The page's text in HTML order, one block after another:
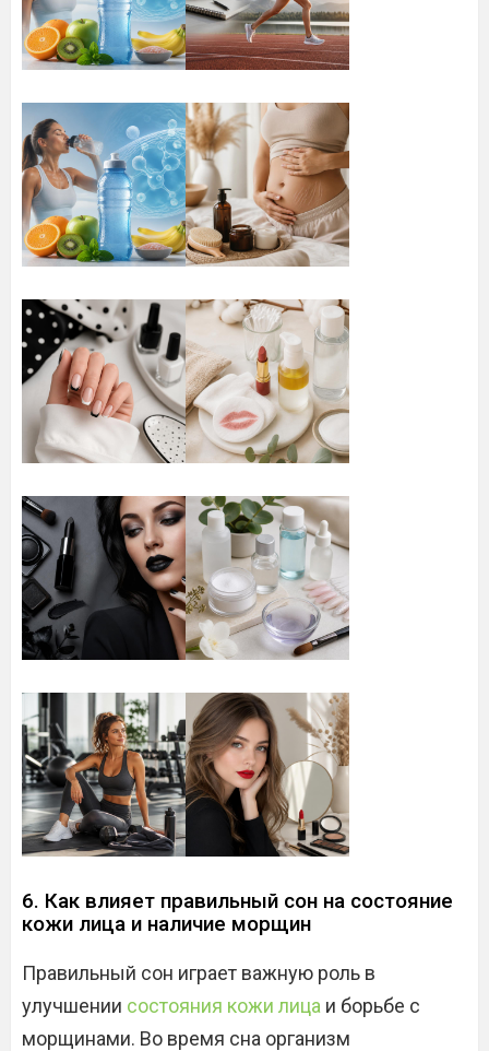
6. Как влияет правильный сон на состояние
кожи лица и наличие морщин
Правильный сон играет важную роль в
улучшении состояния кожи лица и борьбе с
морщинами. Во время сна организм